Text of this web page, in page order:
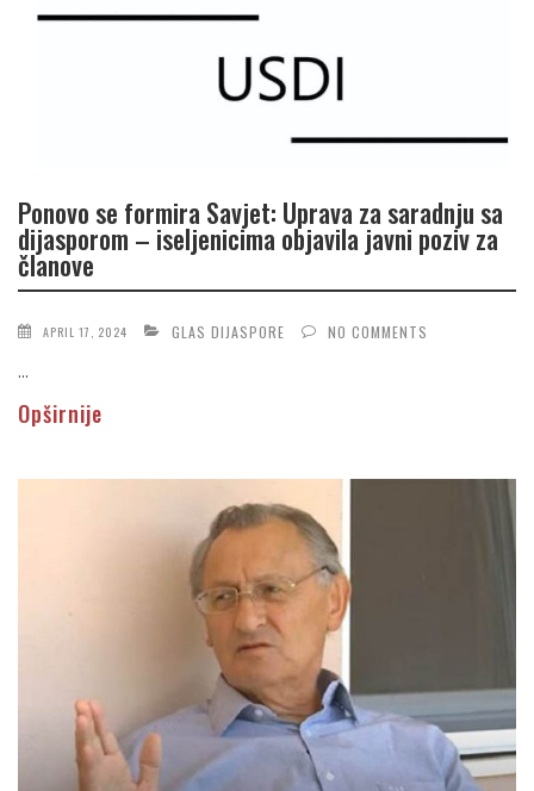
Ponovo se formira Savjet: Uprava za saradnju sa
dijasporom – iseljenicima objavila javni poziv za
članove
APRIL 17, 2024 GLAS DIJASPORE NO COMMENTS
...
Opširnije